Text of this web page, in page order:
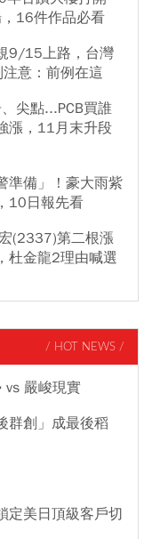
16件作品必看
9/15上路，台灣
意：前例在這
尖點...PCB買誰
漲，11月末升段
準備」！豪大雨紫
10日報先看
(2337)第二根漲
杜金龍2理由喊選
/ HOT NEWS /
vs 嚴峻現實
群創」成最後稻
定美日頂級客戶切